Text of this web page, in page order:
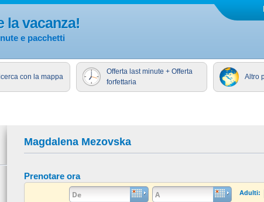
la vacanza!
e pacchetti
con la mappa
Offerta last minute + Offerta
forfettaria
Altro
Magdalena Mezovska
Prenotare ora
Adulti: